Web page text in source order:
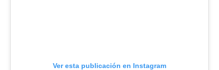
Ver esta publicación en Instagram